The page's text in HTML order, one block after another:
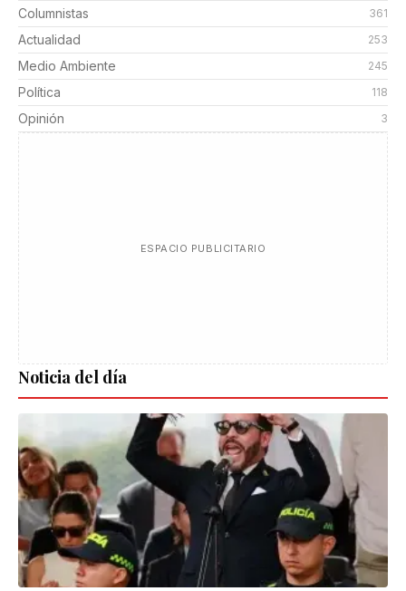
Columnistas 361
Actualidad 253
Medio Ambiente 245
Política 118
Opinión 3
ESPACIO PUBLICITARIO
Noticia del día